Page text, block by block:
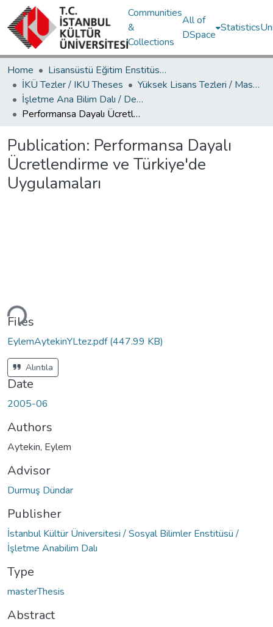
Communities
&
Collections
All of
DSpace
Statistics
Home
Lisansüstü Eğitim Enstitüsü / Postgraduate Education Institute
İKÜ Tezler / IKU Theses
Yüksek Lisans Tezleri / Master's Theses
İşletme Ana Bilim Dalı / Department of Business Administration
Performansa Dayalı Ücretlendirme ve Türkiye'de Uygulamaları
Publication: Performansa Dayalı
Ücretlendirme ve Türkiye'de
Uygulamaları
Files
EylemAytekinYLtez.pdf(447.99 KB)
Alıntıla
Date
2005-06
Authors
Aytekin, Eylem
Advisor
Durmuş Dündar
Publisher
İstanbul Kültür Üniversitesi / Sosyal Bilimler Enstitüsü /
İşletme Anabilim Dalı
Type
masterThesis
Abstract